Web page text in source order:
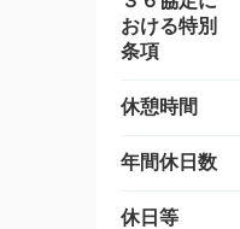
おける特別
条項
休憩時間
年間休日数
休日等